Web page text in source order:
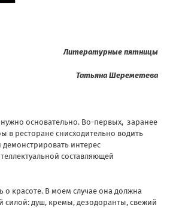
Литературные пятницы
Татьяна Шереметева
нужно основательно. Во-первых, заранее
в ресторане снисходительно водить
демонстрировать интерес
составляющей
о красоте. В моем случае она должна
силой: душ, кремы, дезодоранты, свежий